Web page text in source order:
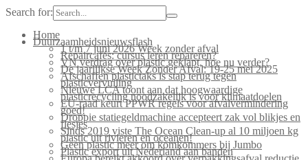
Search for:
Home
Duurzaamheidsnieuwsflash
1 t/m 7 juni 2026 Week zonder afval
Repaircafés: cursus leren repareren?
VN verdrag over plastic geklapt, hoe nu verder?
De jaarlijkse Week Zonder Afval: 19-25 mei 2025
Afschaffen plastictaks is stap terug tegen
plasticvervuiling
Nieuwe LCA toont aan dat hoogwaardige
plasticrecycling noodzakelijk is voor klimaatdoelen
EU-raad keurt PPWR regels voor afvalvermindering
goed!
Droppie statiegeldmachine accepteert zak vol blikjes en
flesjes
Sinds 2019 viste The Ocean Clean-up al 10 miljoen kg
plastic uit rivieren en oceanen!
Geen plastic meer om komkommers bij Jumbo
Plastic export uit Nederland aan banden